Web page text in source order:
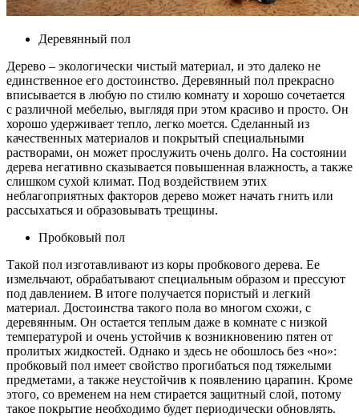
Деревянный пол
Дерево – экологически чистый материал, и это далеко не
единственное его достоинство. Деревянный пол прекрасно
вписывается в любую по стилю комнату и хорошо сочетается
с различной мебелью, выглядя при этом красиво и просто. Он
хорошо удерживает тепло, легко моется. Сделанный из
качественных материалов и покрытый специальными
растворами, он может прослужить очень долго. На состоянии
дерева негативно сказывается повышенная влажность, а также
слишком сухой климат. Под воздействием этих
неблагоприятных факторов дерево может начать гнить или
рассыхаться и образовывать трещины.
Пробковый пол
Такой пол изготавливают из коры пробкового дерева. Ее
измельчают, обрабатывают специальным образом и прессуют
под давлением. В итоге получается пористый и легкий
материал. Достоинства такого пола во многом схожи, с
деревянным. Он остается теплым даже в комнате с низкой
температурой и очень устойчив к возникновению пятен от
пролитых жидкостей. Однако и здесь не обошлось без «но»:
пробковый пол имеет свойство прогибаться под тяжелыми
предметами, а также неустойчив к появлению царапин. Кроме
этого, со временем на нем стирается защитный слой, потому
такое покрытие необходимо будет периодически обновлять.